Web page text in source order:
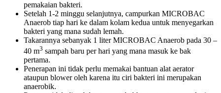
pemakaian bakteri.
Setelah 1-2 minggu selanjutnya, campurkan MICROBAC
Anaerob tiap hari ke dalam kolam kedua untuk menyegarkan
bakteri yang mana sudah lemah.
Takarannya sebanyak 1 liter MICROBAC Anaerob pada 30 –
40 m3 sampah baru per hari yang mana masuk ke bak
pertama.
Penerapan ini tidak perlu memakai bantuan alat aerator
ataupun blower oleh karena itu ciri bakteri ini merupakan
anaerobik.